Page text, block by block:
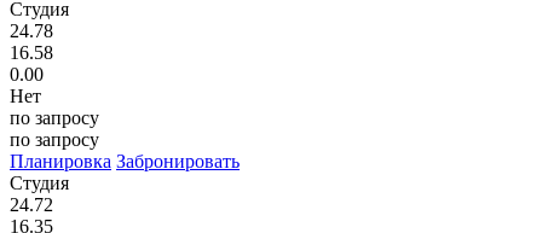
Студия
24.78
16.58
0.00
Нет
по запросу
по запросу
Планировка Забронировать
Студия
24.72
16.35